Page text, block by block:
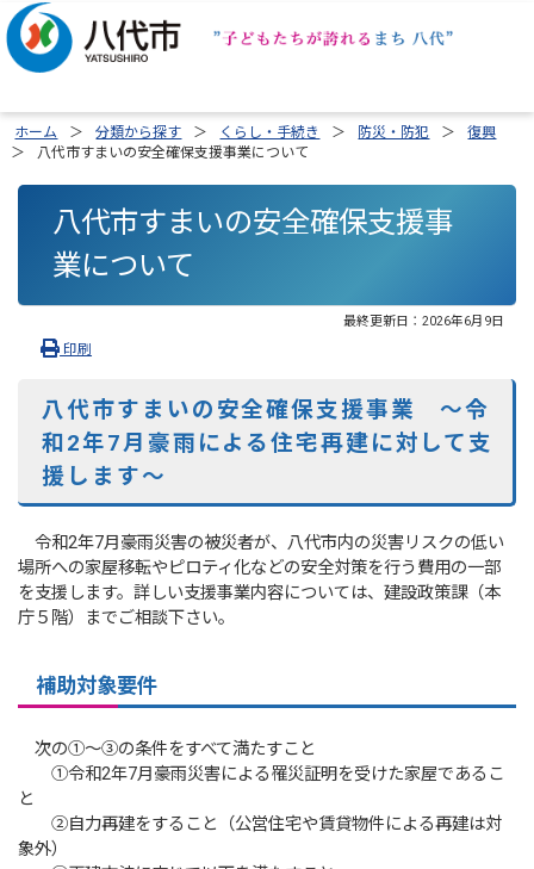
ホーム 分類から探す くらし・手続き 防災・防犯
復興
八代市すまいの安全確保支援事業について
八代市すまいの安全確保支援事
業について
最終更新日： 2026年6月9日
印刷
八代市すまいの安全確保支援事業 ～令
和2年7月豪雨による住宅再建に対して支
援します～
令和2年7月豪雨災害の被災者が、八代市内の災害リスクの低い
場所への家屋移転やピロティ化などの安全対策を行う費用の一部
を支援します。詳しい支援事業内容については、建設政策課（本
庁５階）までご相談下さい。
補助対象要件
次の①～③の条件をすべて満たすこと
①令和2年7月豪雨災害による罹災証明を受けた家屋であるこ
と
②自力再建をすること（公営住宅や賃貸物件による再建は対
象外）